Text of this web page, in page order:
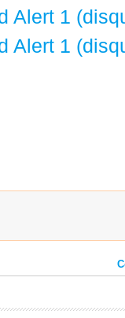
Alert 1
Alert 1